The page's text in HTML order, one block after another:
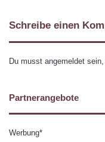
Schreibe einen
Du musst angemeldet
Partnerangebote
Werbung*